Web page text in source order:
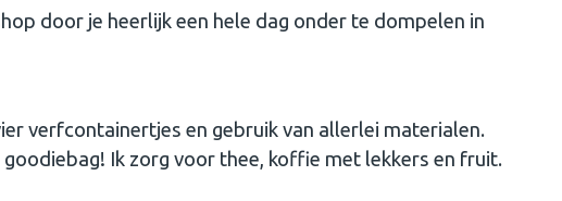
door je heerlijk een hele dag onder te dompelen in
verfcontainertjes en gebruik van allerlei materialen.
goodiebag! Ik zorg voor thee, koffie met lekkers en fruit.